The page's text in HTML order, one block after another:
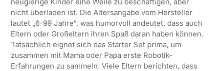
nicht überladen ist. Die Altersangabe vom Hersteller
lautet „6-99 Jahre“, was humorvoll andeutet, dass auch
Eltern oder Großeltern ihren Spaß daran haben können.
Tatsächlich eignet sich das Starter Set prima, um
zusammen mit Mama oder Papa erste Robotik-
Erfahrungen zu sammeln. Viele Eltern berichten, dass